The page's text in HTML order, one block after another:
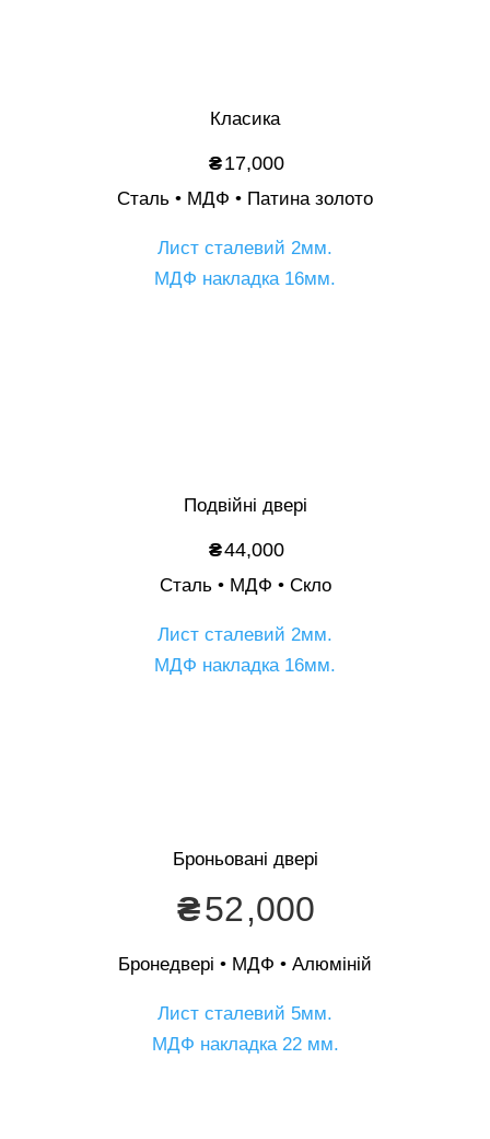
Класика
₴17,000
Сталь • МДФ • Патина золото
Лист сталевий 2мм.
МДФ накладка 16мм.
Подвійні двері
₴44,000
Сталь • МДФ • Скло
Лист сталевий 2мм.
МДФ накладка 16мм.
Броньовані двері
₴52,000
Бронедвері • МДФ • Алюміній
Лист сталевий 5мм.
МДФ накладка 22 мм.